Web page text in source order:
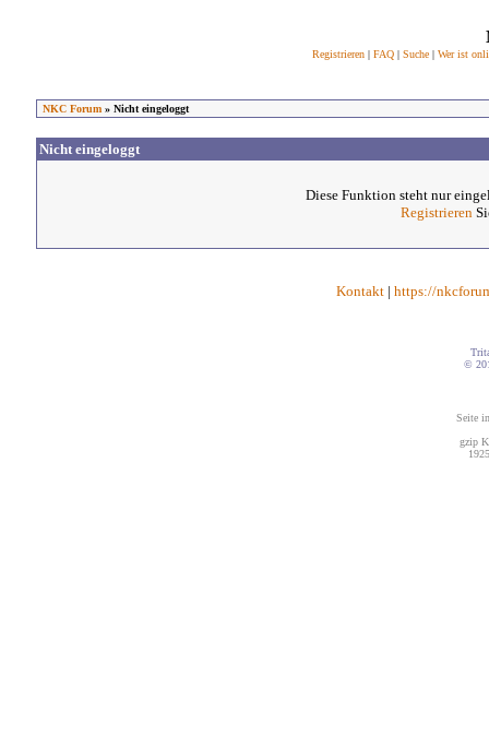
Registrieren| FAQ| Suche| Wer ist
NKC Forum» Nicht eingeloggt
Nicht eingeloggt
Diese Funktion steht nur
Registrieren
Kontakt | https://
©
Seite
gzip